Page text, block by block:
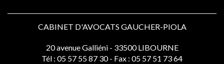
CABINET D'AVOCATS GAUCHER-PIOLA
20 avenue Galliéni - 33500 LIBOURNE
Tél : 05 57 55 87 30 - Fax : 05 57 51 73 64